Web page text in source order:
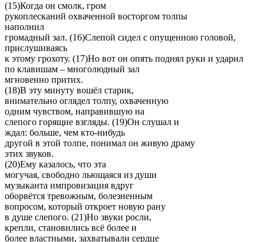
(15)Когда он смолк, гром
рукоплесканий охваченной восторгом толпы
наполнил
громадный зал. (16)Слепой сидел с опущенною головой,
прислушиваясь
к этому грохоту. (17)Но вот он опять поднял руки и ударил
по клавишам – многолюдный зал
мгновенно притих.
(18)В эту минуту вошёл старик,
внимательно оглядел толпу, охваченную
одним чувством, направившую на
слепого горящие взгляды. (19)Он слушал и
ждал: больше, чем кто-нибудь
другой в этой толпе, понимал он живую драму
этих звуков.
(20)Ему казалось, что эта
могучая, свободно льющаяся из души
музыканта импровизация вдруг
оборвётся тревожным, болезненным
вопросом, который откроет новую рану
в душе слепого. (21)Но звуки росли,
крепли, становились всё более и
более властными, захватывали сердце